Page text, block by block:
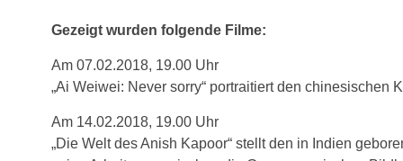
Gezeigt wurden folgende Filme:
Am 07.02.2018, 19.00 Uhr
„Ai Weiwei: Never sorry“ portraitiert den chinesischen
Am 14.02.2018, 19.00 Uhr
„Die Welt des Anish Kapoor“ stellt den in Indien